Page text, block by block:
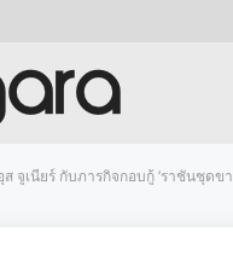
จูเนียร์ กับภารกิจกอบกู้ ‘ราชันชุดข